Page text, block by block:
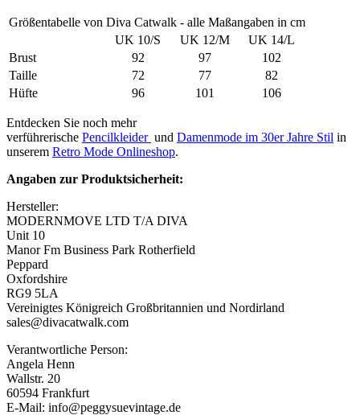
Größentabelle von Diva Catwalk - alle Maßangaben in cm
UK 10/S
UK 12/M
UK 14/L
Brust
92 97
102
Taille
72 77
82
Hüfte
96 101 106
Entdecken Sie noch mehr
verführerische Pencilkleider und Damenmode im 30er Jahre Stil in
unserem Retro Mode Onlineshop.
Angaben zur Produktsicherheit:
Hersteller:
MODERNMOVE LTD T/A DIVA
Unit 10
Manor Fm Business Park Rotherfield
Peppard
Oxfordshire
RG9 5LA
Vereinigtes Königreich Großbritannien und Nordirland
sales@divacatwalk.com
Verantwortliche Person:
Angela Henn
Wallstr. 20
60594 Frankfurt
E-Mail: info@peggysuevintage.de